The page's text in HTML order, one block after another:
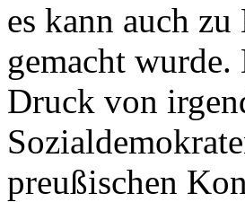
es kann auch
gemacht
Druck von
preußischen